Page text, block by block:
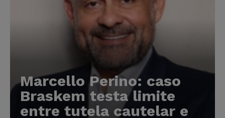
Marcello Perino: caso
Braskem testa limite
entre tutela cautelar e